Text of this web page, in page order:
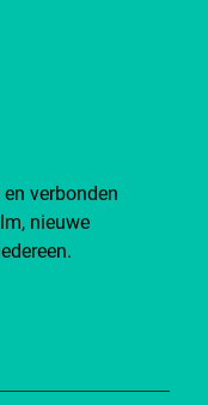
verbonden
nieuwe